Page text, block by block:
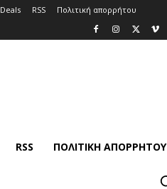
Deals RSS Πολιτική απορρήτου
RSS ΠΟΛΙΤΙΚΉ ΑΠΟΡΡΉΤΟΥ